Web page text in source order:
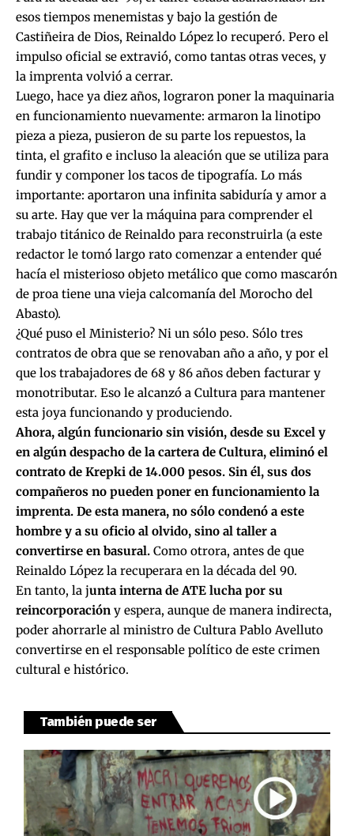
esos tiempos menemistas y bajo la gestión de
Castiñeira de Dios, Reinaldo López lo recuperó. Pero el
impulso oficial se extravió, como tantas otras veces, y
la imprenta volvió a cerrar.
Luego, hace ya diez años, lograron poner la maquinaria
en funcionamiento nuevamente: armaron la linotipo
pieza a pieza, pusieron de su parte los repuestos, la
tinta, el grafito e incluso la aleación que se utiliza para
fundir y componer los tacos de tipografía. Lo más
importante: aportaron una infinita sabiduría y amor a
su arte. Hay que ver la máquina para comprender el
trabajo titánico de Reinaldo para reconstruirla (a este
redactor le tomó largo rato comenzar a entender qué
hacía el misterioso objeto metálico que como mascarón
de proa tiene una vieja calcomanía del Morocho del
Abasto).
¿Qué puso el Ministerio? Ni un sólo peso. Sólo tres
contratos de obra que se renovaban año a año, y por el
que los trabajadores de 68 y 86 años deben facturar y
monotributar. Eso le alcanzó a Cultura para mantener
esta joya funcionando y produciendo.
Ahora, algún funcionario sin visión, desde su Excel y
en algún despacho de la cartera de Cultura, eliminó el
contrato de Krepki de 14.000 pesos. Sin él, sus dos
compañeros no pueden poner en funcionamiento la
imprenta. De esta manera, no sólo condenó a este
hombre y a su oficio al olvido, sino al taller a
convertirse en basural. Como otrora, antes de que
Reinaldo López la recuperara en la década del 90.
En tanto, la junta interna de ATE lucha por su
reincorporación y espera, aunque de manera indirecta,
poder ahorrarle al ministro de Cultura Pablo Avelluto
convertirse en el responsable político de este crimen
cultural e histórico.
También puede ser